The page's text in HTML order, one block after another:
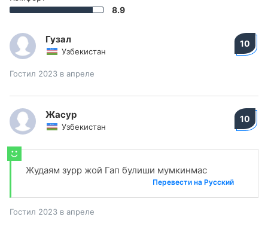
8.9
Гузал
Узбекистан
10
Гостил 2023 в апреле
Жасур
Узбекистан
10
Жудаям зурр жой Гап булиши мумкинмас
Перевести на Русский
Гостил 2023 в апреле